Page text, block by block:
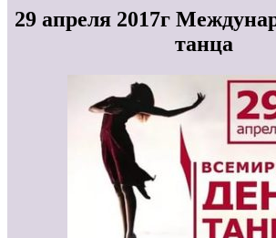
29 апреля 2017г
танца